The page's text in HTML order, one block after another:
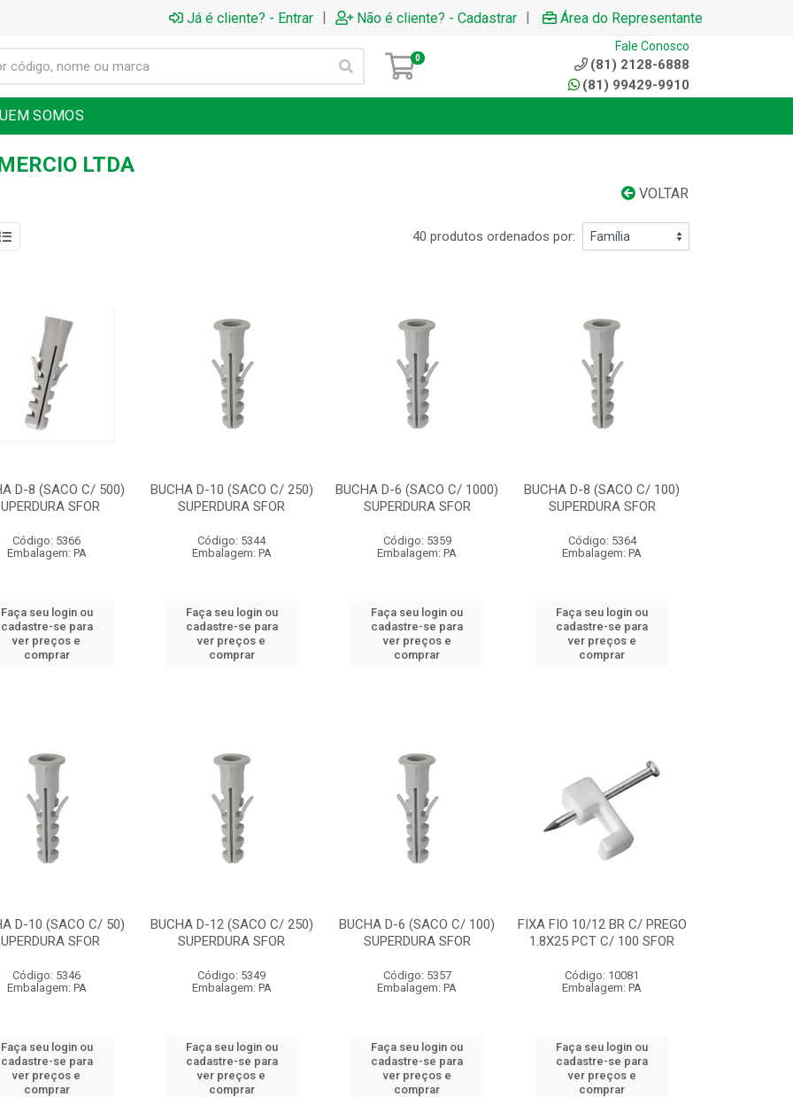
Já é cliente? - Entrar | Não é cliente? - Cadastrar | Área do Representante
0
Fale Conosco
(81) 2128-6888
(81) 99429-9910
SOMOS
LTDA
VOLTAR
40 produtos ordenados por:
D-8 (SACO C/ 500)
SFOR
Código: 5366
Embalagem: PA
Faça seu login ou
cadastre-se para
ver preços e
comprar
BUCHA D-10 (SACO C/ 250)
SUPERDURA SFOR
Código: 5344
Embalagem: PA
Faça seu login ou
cadastre-se para
ver preços e
comprar
BUCHA D-6 (SACO C/ 1000)
SUPERDURA SFOR
Código: 5359
Embalagem: PA
Faça seu login ou
cadastre-se para
ver preços e
comprar
BUCHA D-8 (SACO C/ 100)
SUPERDURA SFOR
Código: 5364
Embalagem: PA
Faça seu login ou
cadastre-se para
ver preços e
comprar
D-10 (SACO C/ 50)
SFOR
Código: 5346
Embalagem: PA
Faça seu login ou
cadastre-se para
ver preços e
comprar
BUCHA D-12 (SACO C/ 250)
SUPERDURA SFOR
Código: 5349
Embalagem: PA
Faça seu login ou
cadastre-se para
ver preços e
comprar
BUCHA D-6 (SACO C/ 100)
SUPERDURA SFOR
Código: 5357
Embalagem: PA
Faça seu login ou
cadastre-se para
ver preços e
comprar
FIXA FIO 10/12 BR C/ PREGO
1.8X25 PCT C/ 100 SFOR
Código: 10081
Embalagem: PA
Faça seu login ou
cadastre-se para
ver preços e
comprar